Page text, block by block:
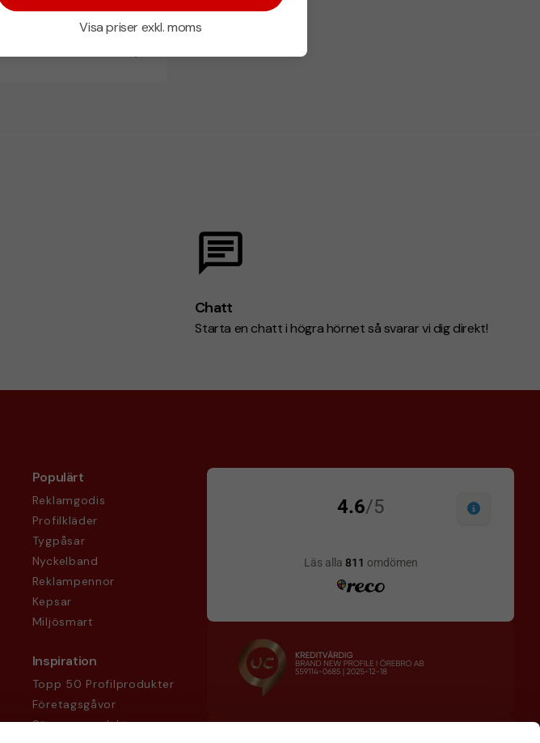
Visa priser exkl. moms
Chatt
Starta en chatt i högra hörnet så svarar vi dig direkt!
Populärt
Reklamgodis
Profilkläder
Tygpåsar
Nyckelband
Reklampennor
Kepsar
Miljösmart
Inspiration
Topp 50 Profilprodukter
Företagsgåvor
Säsongsprodukter